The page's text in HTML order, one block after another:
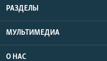
РАЗДЕЛЫ
МУЛЬТИМЕДИА
О НАС